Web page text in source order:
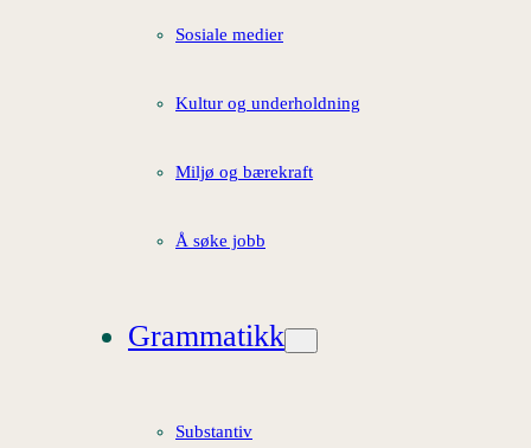
Sosiale medier
Kultur og underholdning
Miljø og bærekraft
Å søke jobb
Grammatikk
Substantiv